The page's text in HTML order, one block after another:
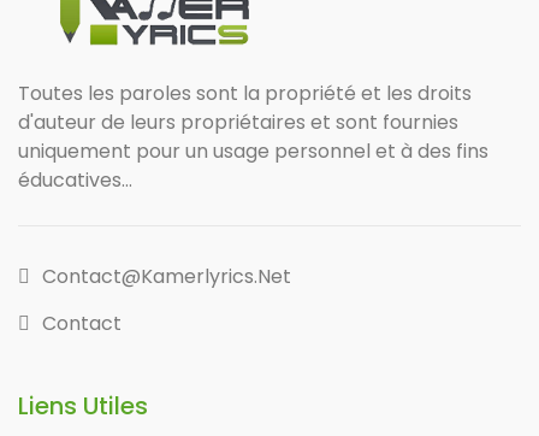
Toutes les paroles sont la propriété et les droits
d'auteur de leurs propriétaires et sont fournies
uniquement pour un usage personnel et à des fins
éducatives...
Contact@kamerlyrics.net
Contact
Liens Utiles